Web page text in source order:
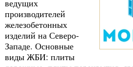
ведущих
производителей
железобетонных
изделий на Северо-
Западе. Основные
виды ЖБИ: плиты